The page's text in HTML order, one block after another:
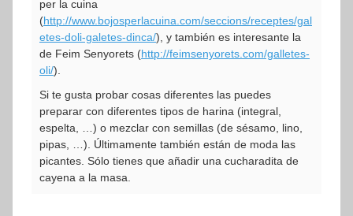
per la cuina
(http://www.bojosperlacuina.com/seccions/receptes/gal
etes-doli-galetes-dinca/), y también es interesante la
de Feim Senyorets (http://feimsenyorets.com/galletes-
oli/).
Si te gusta probar cosas diferentes las puedes
preparar con diferentes tipos de harina (integral,
espelta, …) o mezclar con semillas (de sésamo, lino,
pipas, …). Últimamente también están de moda las
picantes. Sólo tienes que añadir una cucharadita de
cayena a la masa.